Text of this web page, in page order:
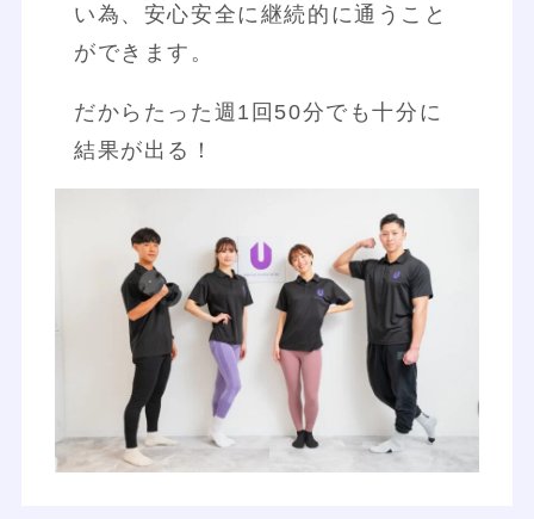
い為、安心安全に継続的に通うこと
ができます。
だからたった週1回50分でも十分に
結果が出る！